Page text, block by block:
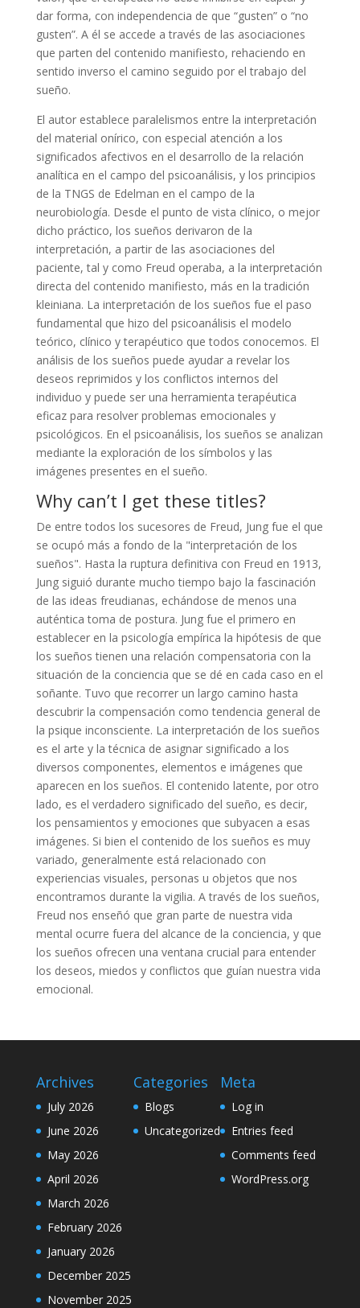
dar forma, con independencia de que “gusten” o “no
gusten”. A él se accede a través de las asociaciones
que parten del contenido manifiesto, rehaciendo en
sentido inverso el camino seguido por el trabajo del
sueño.
El autor establece paralelismos entre la interpretación
del material onírico, con especial atención a los
significados afectivos en el desarrollo de la relación
analítica en el campo del psicoanálisis, y los principios
de la TNGS de Edelman en el campo de la
neurobiología. Desde el punto de vista clínico, o mejor
dicho práctico, los sueños derivaron de la
interpretación, a partir de las asociaciones del
paciente, tal y como Freud operaba, a la interpretación
directa del contenido manifiesto, más en la tradición
kleiniana. La interpretación de los sueños fue el paso
fundamental que hizo del psicoanálisis el modelo
teórico, clínico y terapéutico que todos conocemos. El
análisis de los sueños puede ayudar a revelar los
deseos reprimidos y los conflictos internos del
individuo y puede ser una herramienta terapéutica
eficaz para resolver problemas emocionales y
psicológicos. En el psicoanálisis, los sueños se analizan
mediante la exploración de los símbolos y las
imágenes presentes en el sueño.
Why can’t I get these titles?
De entre todos los sucesores de Freud, Jung fue el que
se ocupó más a fondo de la "interpretación de los
sueños".​ Hasta la ruptura definitiva con Freud en 1913,
Jung siguió durante mucho tiempo bajo la fascinación
de las ideas freudianas, echándose de menos una
auténtica toma de postura. Jung fue el primero en
establecer en la psicología empírica la hipótesis de que
los sueños tienen una relación compensatoria con la
situación de la conciencia que se dé en cada caso en el
soñante.​ Tuvo que recorrer un largo camino hasta
descubrir la compensación como tendencia general de
la psique inconsciente. La interpretación de los sueños
es el arte y la técnica de asignar significado a los
diversos componentes, elementos e imágenes que
aparecen en los sueños. El contenido latente, por otro
lado, es el verdadero significado del sueño, es decir,
los pensamientos y emociones que subyacen a esas
imágenes. Si bien el contenido de los sueños es muy
variado, generalmente está relacionado con
experiencias visuales, personas u objetos que nos
encontramos durante la vigilia. A través de los sueños,
Freud nos enseñó que gran parte de nuestra vida
mental ocurre fuera del alcance de la conciencia, y que
los sueños ofrecen una ventana crucial para entender
los deseos, miedos y conflictos que guían nuestra vida
emocional.
Archives
July 2026
June 2026
May 2026
April 2026
March 2026
February 2026
January 2026
December 2025
November 2025
Categories
Blogs
Uncategorized
Meta
Log in
Entries feed
Comments feed
WordPress.org